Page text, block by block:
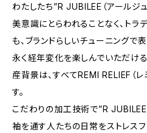
わたしたち”R JUBILEE（アールジ
美意識にとらわれることなく、トラ
も、ブランドらしいチューニングで
永く経年変化を楽しんでいただけ
産背景は、すべてREMI RELIEF（レ
す。
こだわりの加工技術で”R
袖を通す人たちの日常をストレス